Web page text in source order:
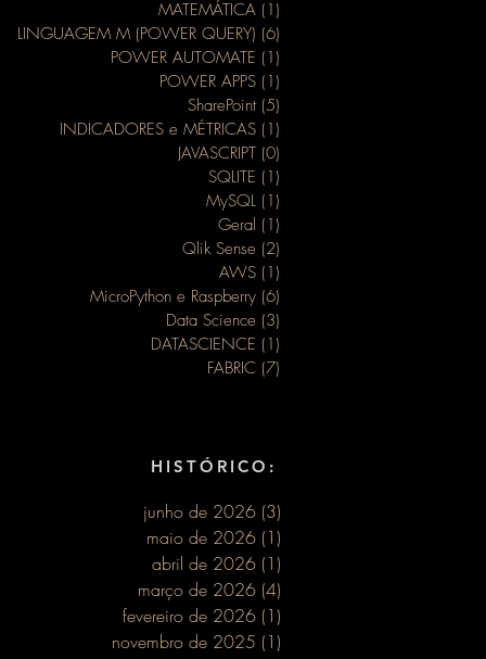
o
MATEMÁTICA (1)
LINGUAGEM M (POWER QUERY) (6)
POWER AUTOMATE (1)
POWER APPS (1)
SharePoint (5)
INDICADORES e MÉTRICAS (1)
JAVASCRIPT (0)
SQLITE (1)
MySQL (1)
Geral (1)
Qlik Sense (2)
AWS (1)
MicroPython e Raspberry (6)
Data Science (3)
DATASCIENCE (1)
FABRIC (7)
HISTÓRICO:
junho de 2026 (3)
maio de 2026 (1)
abril de 2026 (1)
março de 2026 (4)
fevereiro de 2026 (1)
novembro de 2025 (1)